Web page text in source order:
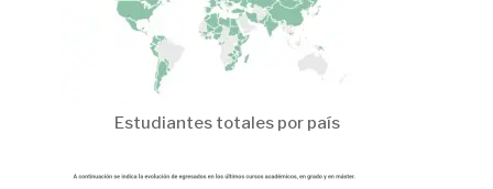
Estudiantes totales por país